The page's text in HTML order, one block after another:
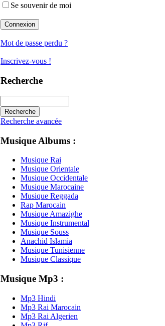
Se souvenir de moi
Mot de passe perdu ?
Inscrivez-vous !
Recherche
Recherche avancée
Musique Albums :
Musique Rai
Musique Orientale
Musique Occidentale
Musique Marocaine
Musique Reggada
Rap Marocain
Musique Amazighe
Musique Instrumental
Musique Souss
Anachid Islamia
Musique Tunisienne
Musique Classique
Musique Mp3 :
Mp3 Hindi
Mp3 Rai Marocain
Mp3 Rai Algerien